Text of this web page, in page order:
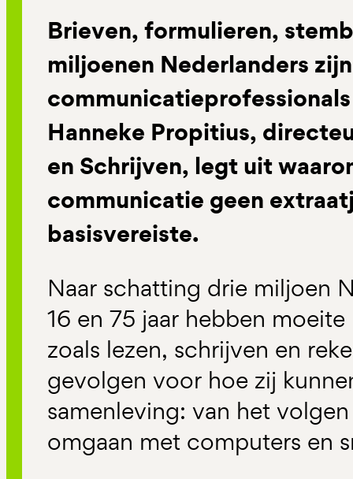
Brieven, formulieren,
miljoenen Nederlanders
Hanneke Propitius,
en Schrijven, legt uit
communicatie geen
basisvereiste.
Naar schatting drie miljoen
16 en 75 jaar hebben
zoals lezen, schrijven en
gevolgen voor hoe zij
samenleving: van het
omgaan met computers en